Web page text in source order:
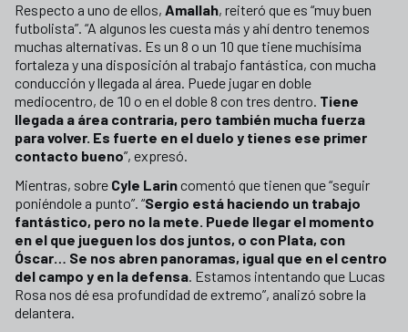
Respecto a uno de ellos, Amallah, reiteró que es “muy buen
futbolista”. “A algunos les cuesta más y ahí dentro tenemos
muchas alternativas. Es un 8 o un 10 que tiene muchísima
fortaleza y una disposición al trabajo fantástica, con mucha
conducción y llegada al área. Puede jugar en doble
mediocentro, de 10 o en el doble 8 con tres dentro. Tiene
llegada a área contraria, pero también mucha fuerza
para volver. Es fuerte en el duelo y tienes ese primer
contacto bueno”, expresó.
Mientras, sobre Cyle Larincomentó que tienen que “seguir
poniéndole a punto”. “Sergio está haciendo un trabajo
fantástico, pero no la mete. Puede llegar el momento
en el que jueguen los dos juntos, o con Plata, con
Óscar… Se nos abren panoramas, igual que en el centro
del campo y en la defensa. Estamos intentando que Lucas
Rosa nos dé esa profundidad de extremo”, analizó sobre la
delantera.